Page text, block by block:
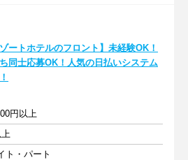
ゾートホテルのフロント】未経験OK！
同士応募OK！人気の日払いシステム
円以上
ト・パート